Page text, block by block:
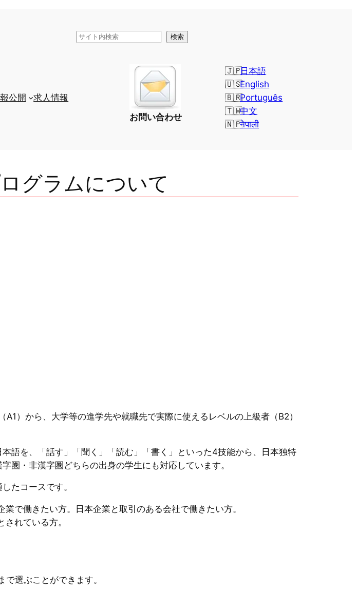
検
検索
公開
求人情報
お問い合わせ
English
日本語
नेपाली
Português
中文
グラムについて
）から、大学等の進学先や就職先で実際に使えるレベルの上級者（B2）
語を、「話す」「聞く」「読む」「書く」といった4技能から、日本独特
圏・非漢字圏どちらの出身の学生にも対応しています。
たコースです。
で働きたい方。日本企業と取引のある会社で働きたい方。
れている方。
選ぶことができます。